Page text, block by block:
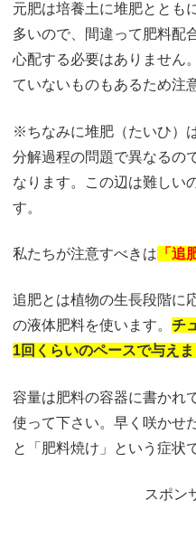
元肥は培養土に堆肥ととも
多いので、間違って肥料配
心配する必要はありません
ていないものもあるため注
※ちなみに堆肥（たいひ）
分解過程の問題で異なるの
なります。この辺は難しい
す。
私たちが注意すべきは 「追
追肥とは植物の生長段階に
の液体肥料を使います。チ
1回 くらいのペースで与えま
容量は肥料の容器に書かれ
使って下さい。早く咲かせ
と「肥料焼け」という症状
スポン